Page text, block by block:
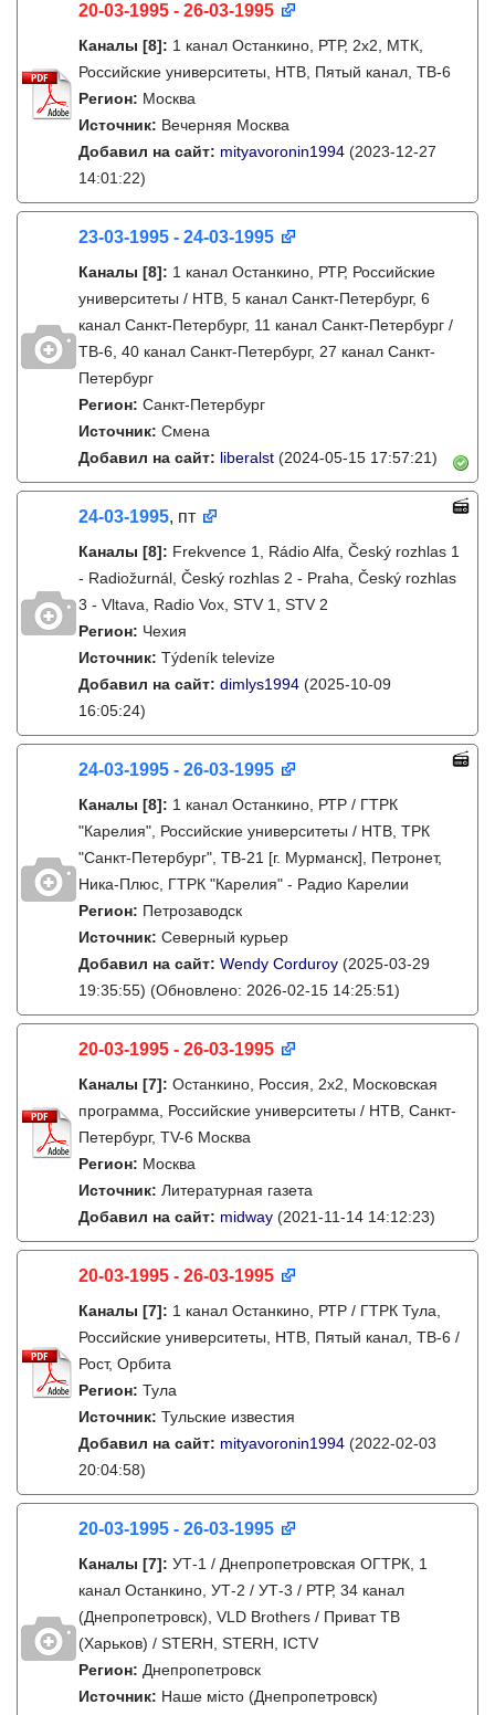
20-03-1995 - 26-03-1995
Каналы [8]: 1 канал Останкино, РТР, 2х2, МТК,
Российские университеты, НТВ, Пятый канал, ТВ-6
Регион: Москва
Источник: Вечерняя Москва
Добавил на сайт: mityavoronin1994 (2023-12-27
14:01:22)
23-03-1995 - 24-03-1995
Каналы [8]: 1 канал Останкино, РТР, Российские
университеты / НТВ, 5 канал Санкт-Петербург, 6
канал Санкт-Петербург, 11 канал Санкт-Петербург /
ТВ-6, 40 канал Санкт-Петербург, 27 канал Санкт-
Петербург
Регион: Санкт-Петербург
Источник: Смена
Добавил на сайт: liberalst (2024-05-15 17:57:21)
24-03-1995, пт
Каналы [8]: Frekvence 1, Rádio Alfa, Český rozhlas 1
- Radiožurnál, Český rozhlas 2 - Praha, Český rozhlas
3 - Vltava, Radio Vox, STV 1, STV 2
Регион: Чехия
Источник: Týdeník televize
Добавил на сайт: dimlys1994 (2025-10-09
16:05:24)
24-03-1995 - 26-03-1995
Каналы [8]: 1 канал Останкино, РТР / ГТРК
"Карелия", Российские университеты / НТВ, ТРК
"Санкт-Петербург", ТВ-21 [г. Мурманск], Петронет,
Ника-Плюс, ГТРК "Карелия" - Радио Карелии
Регион: Петрозаводск
Источник: Северный курьер
Добавил на сайт: Wendy Corduroy (2025-03-29
19:35:55) (Обновлено: 2026-02-15 14:25:51)
20-03-1995 - 26-03-1995
Каналы [7]: Останкино, Россия, 2х2, Московская
программа, Российские университеты / НТВ, Санкт-
Петербург, TV-6 Москва
Регион: Москва
Источник: Литературная газета
Добавил на сайт: midway (2021-11-14 14:12:23)
20-03-1995 - 26-03-1995
Каналы [7]: 1 канал Останкино, РТР / ГТРК Тула,
Российские университеты, НТВ, Пятый канал, ТВ-6 /
Рост, Орбита
Регион: Тула
Источник: Тульские известия
Добавил на сайт: mityavoronin1994 (2022-02-03
20:04:58)
20-03-1995 - 26-03-1995
Каналы [7]: УТ-1 / Днепропетровская ОГТРК, 1
канал Останкино, УТ-2 / УТ-3 / РТР, 34 канал
(Днепропетровск), VLD Brothers / Приват ТВ
(Харьков) / STERH, STERH, ICTV
Регион: Днепропетровск
Источник: Наше місто (Днепропетровск)